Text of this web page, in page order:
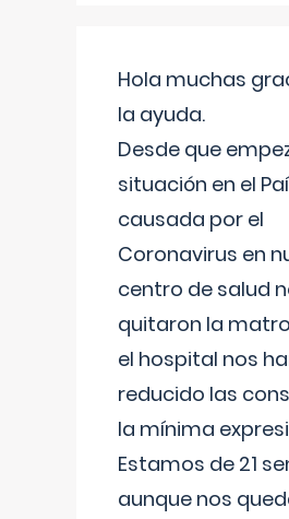
Hola muchas
la ayuda.
Desde que
situación en el
causada por el
Coronavirus en
centro de salud
quitaron la
el hospital nos
reducido las
la mínima
Estamos de 21
aunque nos